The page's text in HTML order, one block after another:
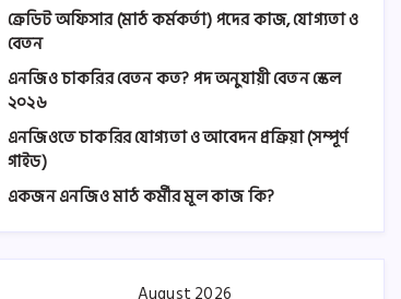
ক্রেডিট অফিসার (মাঠ কর্মকর্তা) পদের কাজ, যোগ্যতা ও
বেতন
এনজিও চাকরির বেতন কত? পদ অনুযায়ী বেতন স্কেল
২০২৬
এনজিওতে চাকরির যোগ্যতা ও আবেদন প্রক্রিয়া (সম্পূর্ণ
গাইড)
একজন এনজিও মাঠ কর্মীর মূল কাজ কি?